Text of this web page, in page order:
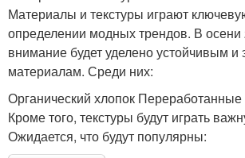
Материалы и текстуры играют
определении модных трендов. В осени
внимание будет уделено устойчивым и
материалам. Среди них:
Органический хлопок Переработанные
Кроме того, текстуры будут играть
Ожидается, что будут популярны: